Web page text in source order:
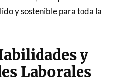
y sostenible para toda la
y
Laborales